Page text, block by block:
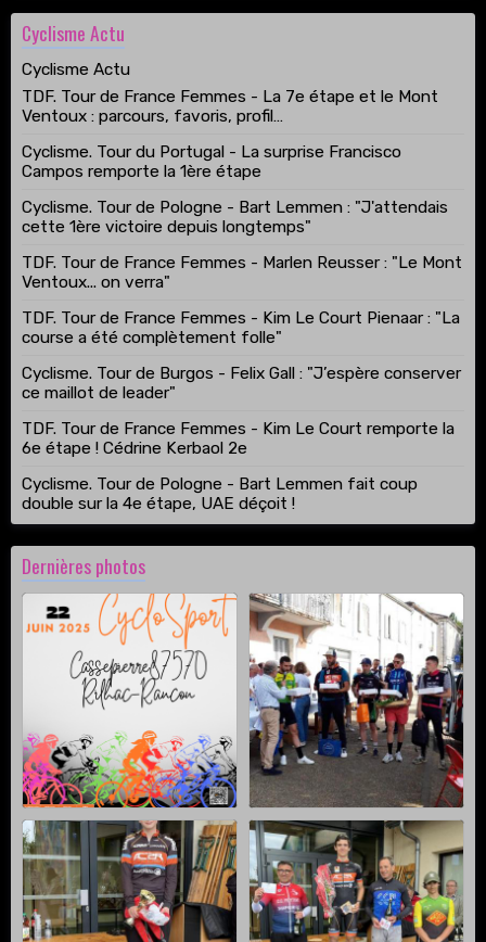
Cyclisme Actu
Cyclisme Actu
TDF. Tour de France Femmes - La 7e étape et le Mont
Ventoux : parcours, favoris, profil…
Cyclisme. Tour du Portugal - La surprise Francisco
Campos remporte la 1ère étape
Cyclisme. Tour de Pologne - Bart Lemmen : "J'attendais
cette 1ère victoire depuis longtemps"
TDF. Tour de France Femmes - Marlen Reusser : "Le Mont
Ventoux... on verra"
TDF. Tour de France Femmes - Kim Le Court Pienaar : "La
course a été complètement folle"
Cyclisme. Tour de Burgos - Felix Gall : "J’espère conserver
ce maillot de leader"
TDF. Tour de France Femmes - Kim Le Court remporte la
6e étape ! Cédrine Kerbaol 2e
Cyclisme. Tour de Pologne - Bart Lemmen fait coup
double sur la 4e étape, UAE déçoit !
Dernières photos